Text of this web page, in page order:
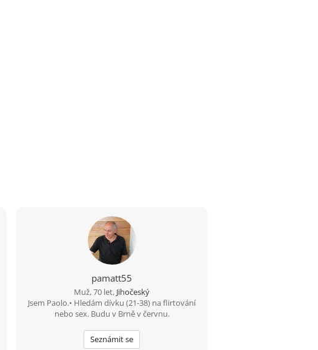
pamatt55
Muž, 70 let, Jihočeský
Jsem Paolo.• Hledám dívku (21-38) na flirtování
nebo sex. Budu v Brně v červnu.
Seznámit se